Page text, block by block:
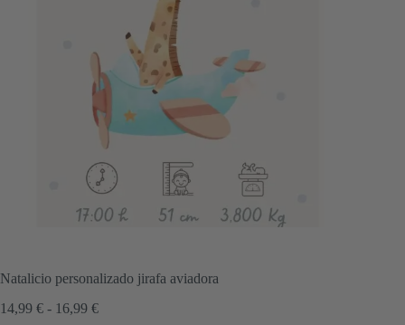
Natalicio personalizado jirafa aviadora
14,99 € - 16,99 €Rango